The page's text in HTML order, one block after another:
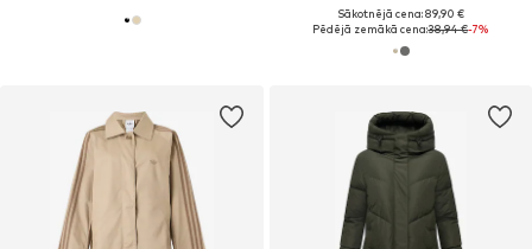
Sākotnējā cena: 89,90 €
Pēdējā zemākā cena:38,94 €-7%